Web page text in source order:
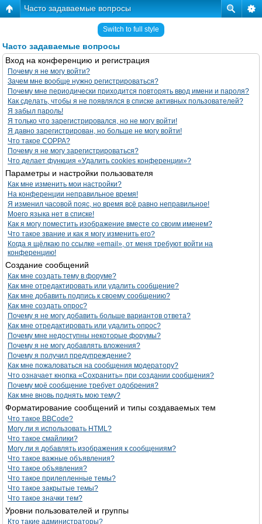
Часто задаваемые вопросы
Switch to full style
Часто задаваемые вопросы
Вход на конференцию и регистрация
Почему я не могу войти?
Зачем мне вообще нужно регистрироваться?
Почему мне периодически приходится повторять ввод имени и пароля?
Как сделать, чтобы я не появлялся в списке активных пользователей?
Я забыл пароль!
Я только что зарегистрировался, но не могу войти!
Я давно зарегистрирован, но больше не могу войти!
Что такое COPPA?
Почему я не могу зарегистрироваться?
Что делает функция «Удалить cookies конференции»?
Параметры и настройки пользователя
Как мне изменить мои настройки?
На конференции неправильное время!
Я изменил часовой пояс, но время всё равно неправильное!
Моего языка нет в списке!
Как я могу поместить изображение вместе со своим именем?
Что такое звание и как я могу изменить его?
Когда я щёлкаю по ссылке «email», от меня требуют войти на
конференцию!
Создание сообщений
Как мне создать тему в форуме?
Как мне отредактировать или удалить сообщение?
Как мне добавить подпись к своему сообщению?
Как мне создать опрос?
Почему я не могу добавить больше вариантов ответа?
Как мне отредактировать или удалить опрос?
Почему мне недоступны некоторые форумы?
Почему я не могу добавлять вложения?
Почему я получил предупреждение?
Как мне пожаловаться на сообщения модератору?
Что означает кнопка «Сохранить» при создании сообщения?
Почему моё сообщение требует одобрения?
Как мне вновь поднять мою тему?
Форматирование сообщений и типы создаваемых тем
Что такое BBCode?
Могу ли я использовать HTML?
Что такое смайлики?
Могу ли я добавлять изображения к сообщениям?
Что такое важные объявления?
Что такое объявления?
Что такое прилепленные темы?
Что такое закрытые темы?
Что такое значки тем?
Уровни пользователей и группы
Кто такие администраторы?